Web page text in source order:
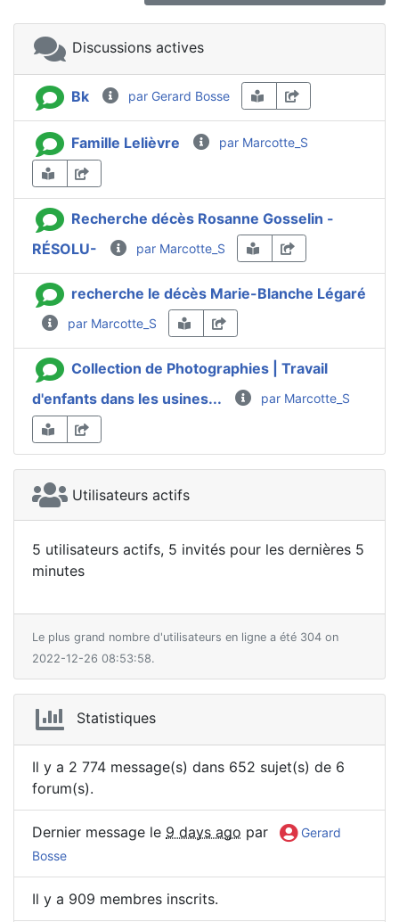
Discussions actives
Bk par Gerard Bosse
Famille Lelièvre par Marcotte_S
Recherche décès Rosanne Gosselin -
RÉSOLU-
par Marcotte_S
recherche le décès Marie-Blanche Légaré
par Marcotte_S
Collection de Photographies | Travail
d'enfants dans les usines...
par Marcotte_S
Utilisateurs actifs
5 utilisateurs actifs, 5 invités pour les dernières 5
minutes
Le plus grand nombre d'utilisateurs en ligne a été 304 on
2022-12-26 08:53:58.
Statistiques
Il y a 2 774 message(s) dans 652 sujet(s) de 6
forum(s).
Dernier message le 9 days ago par
Gerard
Bosse
Il y a 909 membres inscrits.